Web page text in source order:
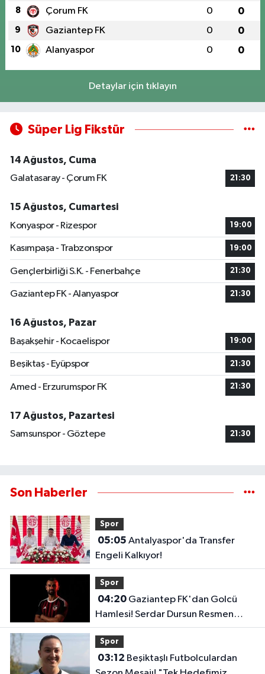
8 Çorum FK 0 0
9 Gaziantep FK 0 0
10 Alanyaspor 0 0
Detaylar için tıklayın
Süper Lig Fikstür
14 Ağustos, Cuma
Galatasaray - Çorum FK
21:30
15 Ağustos, Cumartesi
Konyaspor - Rizespor
19:00
Kasımpaşa - Trabzonspor 19:00
Gençlerbirliği S.K. - Fenerbahçe 21:30
Gaziantep FK - Alanyaspor 21:30
16 Ağustos, Pazar
Başakşehir - Kocaelispor
19:00
Beşiktaş - Eyüpspor 21:30
Amed - Erzurumspor FK 21:30
17 Ağustos, Pazartesi
Samsunspor - Göztepe
21:30
Son Haberler
Spor
05:05
Engeli Kalkıyor!
Spor
04:20Gaziantep FK'dan Golcü
Hamlesi! Serdar Dursun Resmen
İmzayı Attı!
Spor
03:12